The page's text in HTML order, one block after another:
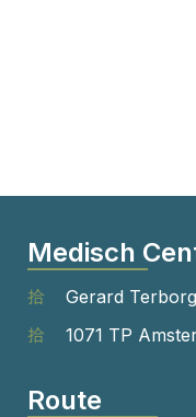
Medisch
Gerard
1071 TP
Route